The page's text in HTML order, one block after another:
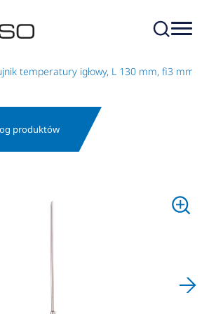
temperatury igłowy, L 130 mm, fi3 mm
produktów